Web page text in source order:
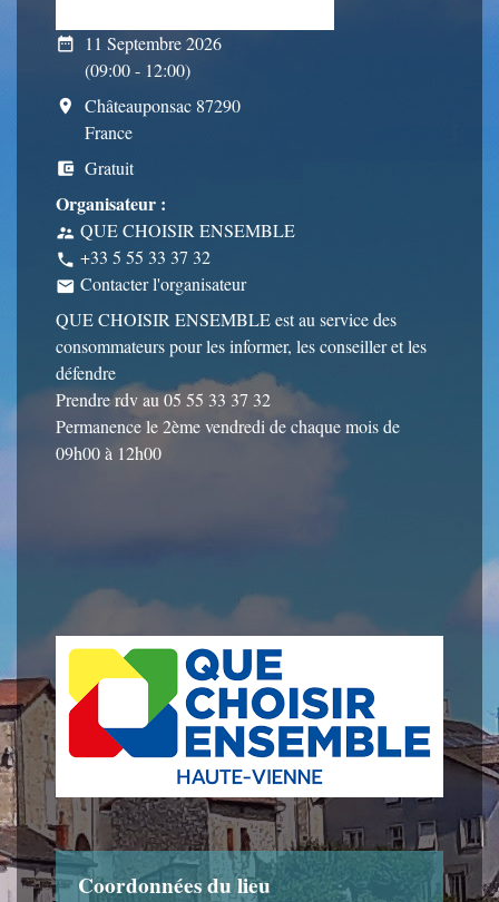
date_range
11 Septembre 2026
(09:00 - 12:00)
room
Châteauponsac 87290
France
account_balance_wallet Gratuit
Organisateur :
supervisor_account QUE CHOISIR ENSEMBLE
phone +33 5 55 33 37 32
email Contacter l'organisateur
QUE CHOISIR ENSEMBLE est au service des
consommateurs pour les informer, les conseiller et les
défendre
Prendre rdv au 05 55 33 37 32
Permanence le 2ème vendredi de chaque mois de
09h00 à 12h00
Coordonnées du lieu